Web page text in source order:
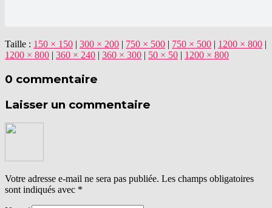
Taille : 150 × 150 | 300 × 200 | 750 × 500 | 750 × 500 | 1200 × 800 |
1200 × 800 | 360 × 240 | 360 × 300 | 50 × 50 | 1200 × 800
0 commentaire
Laisser un commentaire
Votre adresse e-mail ne sera pas publiée. Les champs obligatoires
sont indiqués avec *